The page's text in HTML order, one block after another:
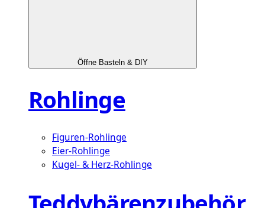
Öffne Basteln & DIY
Rohlinge
Figuren-Rohlinge
Eier-Rohlinge
Kugel- & Herz-Rohlinge